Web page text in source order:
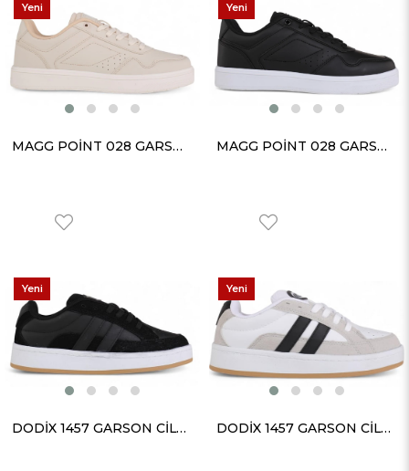
MAGG POİNT 028 GARSON CİLT BEJ
Yeni
Ürün
MAGG POİNT 028 GARSON CİLT SİYAH BEYAZ
Yeni
Ürün
DODİX 1457 GARSON CİLT SİYAH SİYAH
Yeni
Ürün
DODİX 1457 GARSON CİLT BEYAZ SİYAH
Yeni
Ürün